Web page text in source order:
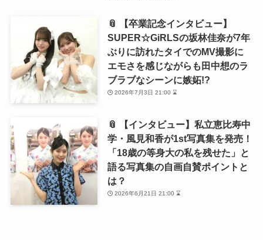
📎 【卒業記念インタビュー】
SUPER☆GiRLSの坂林佳奈が7年
ぶりに訪れたタイでのMV撮影に
エモさを感じながらも田中想のラ
ブラブなシーンに嫉妬!?
2026年7月3日 21:00 ⌛
📎 【インタビュー】私立恵比寿中
学・風見和香が1st写真集を発売！
「18歳の等身大の私を残せた」と
語る写真集の自画自賛ポイントと
は？
2026年6月21日 21:00 ⌛